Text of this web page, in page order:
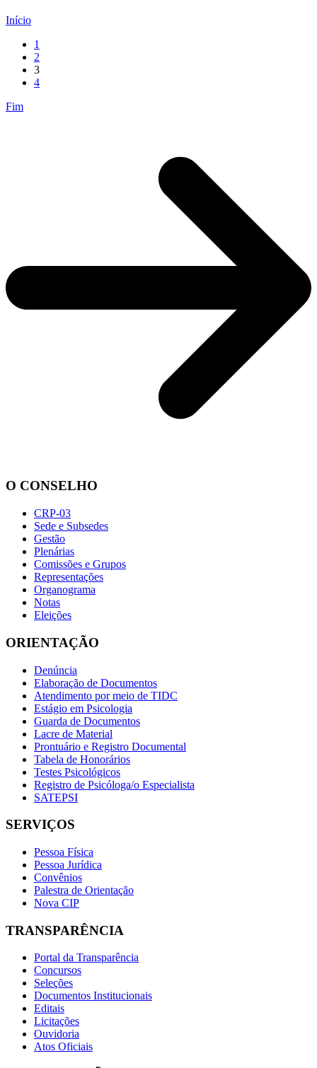
Início
1
2
3
4
Fim
O CONSELHO
CRP-03
Sede e Subsedes
Gestão
Plenárias
Comissões e Grupos
Representações
Organograma
Notas
Eleições
ORIENTAÇÃO
Denúncia
Elaboração de Documentos
Atendimento por meio de TIDC
Estágio em Psicologia
Guarda de Documentos
Lacre de Material
Prontuário e Registro Documental
Tabela de Honorários
Testes Psicológicos
Registro de Psicóloga/o Especialista
SATEPSI
SERVIÇOS
Pessoa Física
Pessoa Jurídica
Convênios
Palestra de Orientação
Nova CIP
TRANSPARÊNCIA
Portal da Transparência
Concursos
Seleções
Documentos Institucionais
Editais
Licitações
Ouvidoria
Atos Oficiais